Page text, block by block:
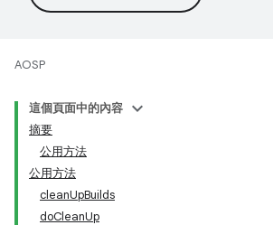
AOSP
這個頁面中的內容
摘要
公用方法
公用方法
cleanUpBuilds
doCleanUp